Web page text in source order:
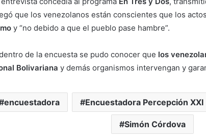
que los venezolanos están conscientes que los
y “no debido a que el pueblo pase hambre”.
de la encuesta se pudo conocer que los
Bolivariana y demás organismos intervengan y
encuestadora Encuestadora Percepción XXI
Simón Córdova